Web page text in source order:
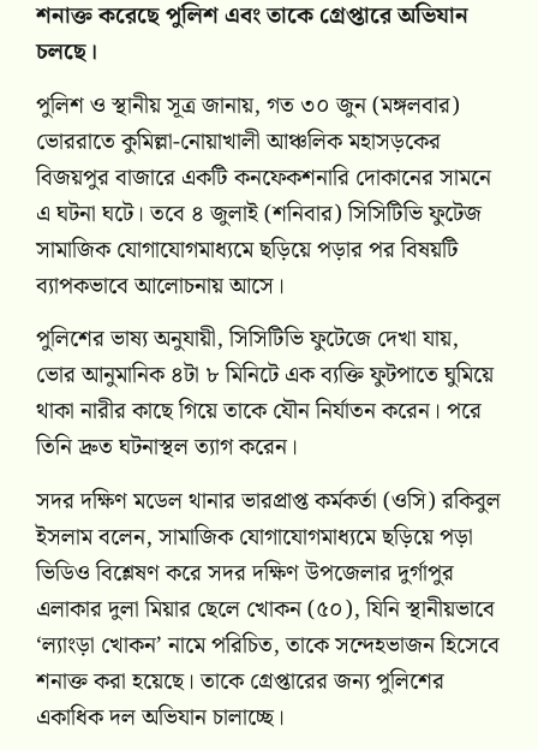
শনাক্ত করেছে পুলিশ এবং তাকে গ্রেপ্তারে অভিযান
চলছে।
পুলিশ ও স্থানীয় সূত্র জানায়, গত ৩০ জুন (মঙ্গলবার)
ভোররাতে কুমিল্লা-নোয়াখালী আঞ্চলিক মহাসড়কের
বিজয়পুর বাজারে একটি কনফেকশনারি দোকানের সামনে
এ ঘটনা ঘটে। তবে ৪ জুলাই (শনিবার) সিসিটিভি ফুটেজ
সামাজিক যোগাযোগমাধ্যমে ছড়িয়ে পড়ার পর বিষয়টি
ব্যাপকভাবে আলোচনায় আসে।
পুলিশের ভাষ্য অনুযায়ী, সিসিটিভি ফুটেজে দেখা যায়,
ভোর আনুমানিক ৪টা ৮ মিনিটে এক ব্যক্তি ফুটপাতে ঘুমিয়ে
থাকা নারীর কাছে গিয়ে তাকে যৌন নির্যাতন করেন। পরে
তিনি দ্রুত ঘটনাস্থল ত্যাগ করেন।
সদর দক্ষিণ মডেল থানার ভারপ্রাপ্ত কর্মকর্তা (ওসি) রকিবুল
ইসলাম বলেন, সামাজিক যোগাযোগমাধ্যমে ছড়িয়ে পড়া
ভিডিও বিশ্লেষণ করে সদর দক্ষিণ উপজেলার দুর্গাপুর
এলাকার দুলা মিয়ার ছেলে খোকন (৫০), যিনি স্থানীয়ভাবে
‘ল্যাংড়া খোকন’ নামে পরিচিত, তাকে সন্দেহভাজন হিসেবে
শনাক্ত করা হয়েছে। তাকে গ্রেপ্তারের জন্য পুলিশের
একাধিক দল অভিযান চালাচ্ছে।